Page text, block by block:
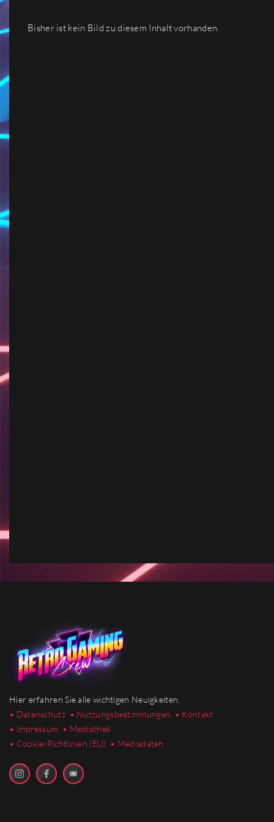
Bisher ist kein Bild zu diesem Inhalt vorhanden.
Hier erfahren Sie alle wichtigen Neuigkeiten.
• Datenschutz • Nutzungsbestimmungen • Kontakt
• Impressum • Mediathek
• Cookie-Richtlinien (EU) • Mediadaten